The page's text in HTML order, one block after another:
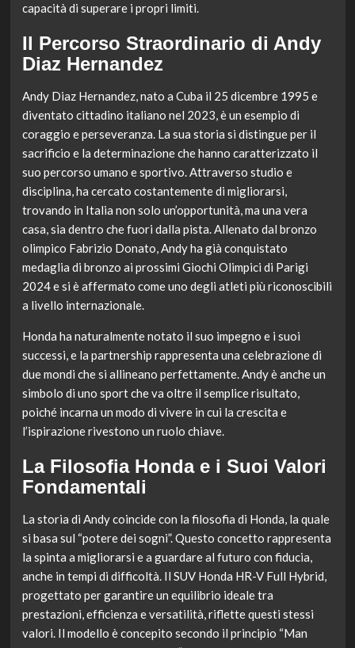
capacità di superare i propri limiti.
Il Percorso Straordinario di Andy
Diaz Hernandez
Andy Diaz Hernandez, nato a Cuba il 25 dicembre 1995 e
diventato cittadino italiano nel 2023, è un esempio di
coraggio e perseveranza. La sua storia si distingue per il
sacrificio e la determinazione che hanno caratterizzato il
suo percorso umano e sportivo. Attraverso studio e
disciplina, ha cercato costantemente di migliorarsi,
trovando in Italia non solo un’opportunità, ma una vera
casa, sia dentro che fuori dalla pista. Allenato dal bronzo
olimpico Fabrizio Donato, Andy ha già conquistato
medaglia di bronzo ai prossimi Giochi Olimpici di Parigi
2024 e si è affermato come uno degli atleti più riconoscibili
a livello internazionale.
Honda ha naturalmente notato il suo impegno e i suoi
successi, e la partnership rappresenta una celebrazione di
due mondi che si allineano perfettamente. Andy è anche un
simbolo di uno sport che va oltre il semplice risultato,
poiché incarna un modo di vivere in cui la crescita e
l’ispirazione rivestono un ruolo chiave.
La Filosofia Honda e i Suoi Valori
Fondamentali
La storia di Andy coincide con la filosofia di Honda, la quale
si basa sul “potere dei sogni”. Questo concetto rappresenta
la spinta a migliorarsi e a guardare al futuro con fiducia,
anche in tempi di difficoltà. Il SUV Honda HR-V Full Hybrid,
progettato per garantire un equilibrio ideale tra
prestazioni, efficienza e versatilità, riflette questi stessi
valori. Il modello è concepito secondo il principio “Man